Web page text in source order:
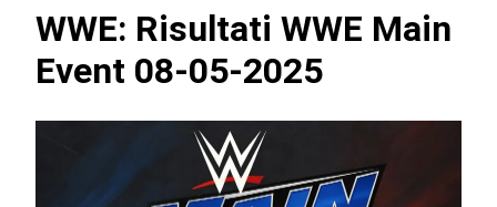
WWE: Risultati WWE Main
Event 08-05-2025